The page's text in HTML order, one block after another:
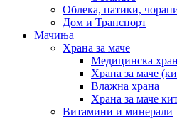
Облека, патики,
Дом и Транспорт
Мачиња
Храна за маче
Медицинска
Храна за маче
Влажна храна
Храна за маче
Витамини и минерали